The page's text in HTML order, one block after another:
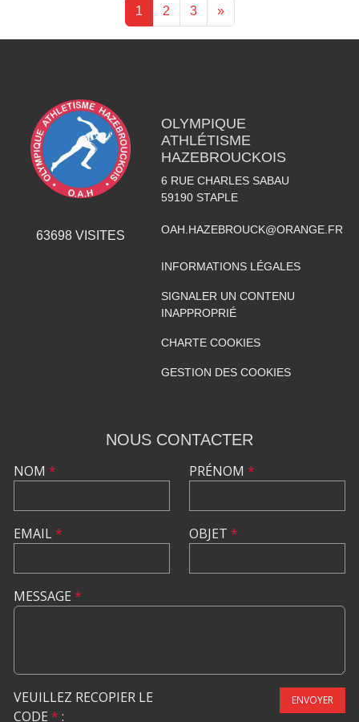
1 2 3 »
63698VISITES
OLYMPIQUE
ATHLÉTISME
HAZEBROUCKOIS
6 RUE CHARLES SABAU
59190 STAPLE
OAH.HAZEBROUCK@ORANGE.FR
INFORMATIONS LÉGALES
SIGNALER UN CONTENU
INAPPROPRIÉ
CHARTE COOKIES
GESTION DES COOKIES
NOUS CONTACTER
NOM *
EMAIL*
PRÉNOM *
OBJET *
MESSAGE *
VEUILLEZ RECOPIER LE
CODE * :
ENVOYER